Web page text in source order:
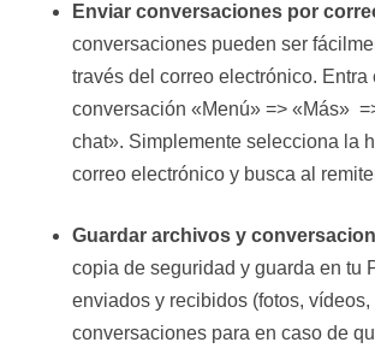
Enviar conversaciones por
conversaciones pueden ser
través del correo electrónico. Entra
conversación «Menú» => «Más»
chat». Simplemente selecciona la
correo electrónico y busca al
Guardar archivos y
copia de seguridad y guarda en tu
enviados y recibidos (fotos,
conversaciones para en caso de